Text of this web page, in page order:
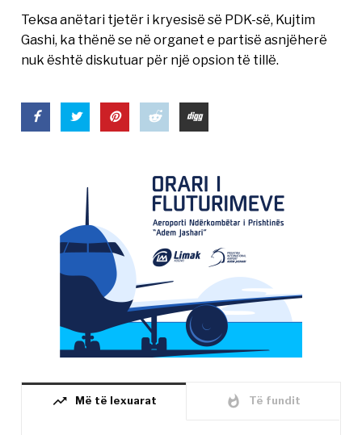
Teksa anëtari tjetër i kryesisë së PDK-së, Kujtim
Gashi, ka thënë se në organet e partisë asnjëherë
nuk është diskutuar për një opsion të tillë.
trending_up Më të lexuarat whatshot Të fundit